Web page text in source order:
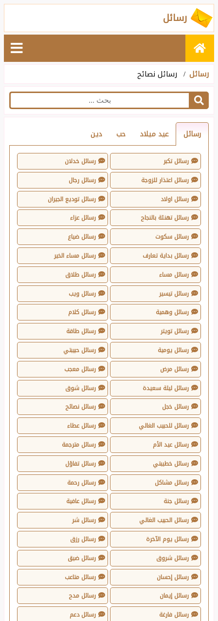
رسائل
رسائل رسائل نصائح
رسائل عيد ميلاد حب دين
رسائل تكبر
رسائل خدلان
رسائل اعتذار للزوجة
رسائل رجال
رسائل اولاد
رسائل توديع الجيران
رسائل تهنئة بالنجاح
رسائل عزاء
رسائل سكوت
رسائل ضياع
رسائل بداية تعارف
رسائل مساء الخير
رسائل مساء
رسائل طلاق
رسائل تيسير
رسائل ويب
رسائل وهمية
رسائل كلام
رسائل تويتر
رسائل طاقة
رسائل يومية
رسائل حبيبتي
رسائل مرض
رسائل معجب
رسائل ليلة سعيدة
رسائل شوق
رسائل خجل
رسائل نصائح
رسائل للحبيب الغالي
رسائل عطاء
رسائل عيد الأم
رسائل مترجمة
رسائل خطيبتي
رسائل تفاؤل
رسائل مشاكل
رسائل رحمة
رسائل جنة
رسائل عافية
رسائل الحبيب الغالي
رسائل شر
رسائل يوم الآخرة
رسائل رزق
رسائل شروق
رسائل ضيق
رسائل إحسان
رسائل متاعب
رسائل إيمان
رسائل مدح
رسائل فارغة
رسائل دعم